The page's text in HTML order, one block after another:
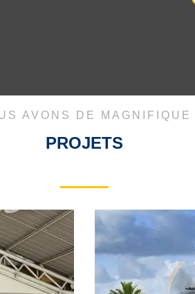
AVONS DE MAGNIFIQUE
PROJETS